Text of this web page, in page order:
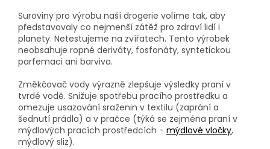
Suroviny pro výrobu naší drogerie volíme tak, aby
představovaly co nejmenší zátěž pro zdraví lidí i
planety. Netestujeme na zvířatech. Tento výrobek
neobsahuje ropné deriváty, fosfonáty, syntetickou
parfemaci ani barviva.
Změkčovač vody výrazně zlepšuje výsledky praní v
tvrdé vodě. Snižuje spotřebu pracího prostředku a
omezuje usazování sraženin v textilu (zaprání a
šednutí prádla) a v pračce (týká se zejména praní v
mýdlových pracích prostředcích - mýdlové vločky,
mýdlový sliz).